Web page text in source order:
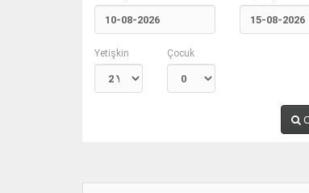
Yetişkin Çocuk